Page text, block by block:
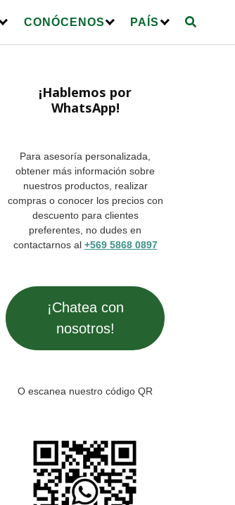
CONÓCENOS PAÍS
¡Hablemos por
WhatsApp!
Para asesoría personalizada,
obtener más información sobre
nuestros productos, realizar
compras o conocer los precios con
descuento para clientes
preferentes, no dudes en
contactarnos al +569 5868 0897
¡Chatea con
nosotros!
O escanea nuestro código QR